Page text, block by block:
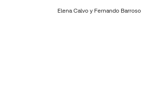
Elena Calvo y Fernando